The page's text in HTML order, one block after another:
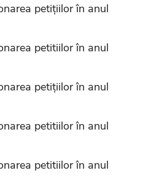
petițiilor în anul
petitiilor în anul
petițiilor în anul
petitiilor în anul
petitiilor în anul